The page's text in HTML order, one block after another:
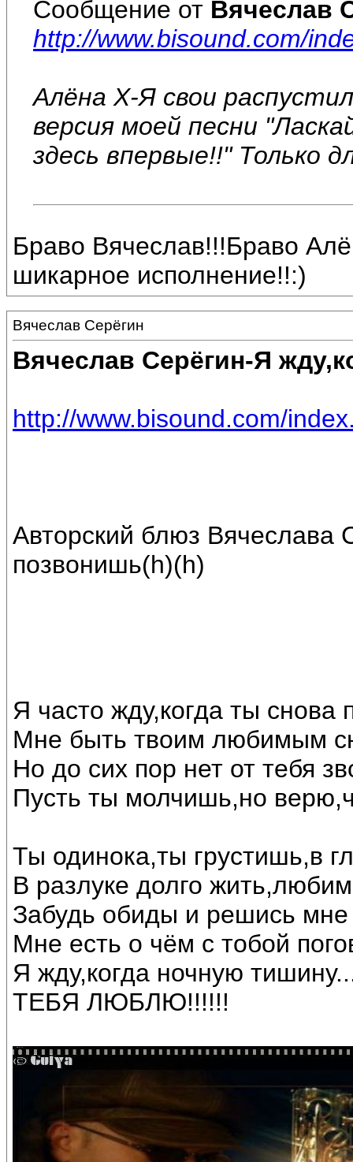
Сообщение от Вячеслав
http://www.bisound.com/
Алёна Х-Я свои
версия моей песни
здесь впервые!!" Только
Браво Вячеслав!!!Браво
шикарное исполнение!!:)
Вячеслав Серёгин
Вячеслав Серёгин-Я
http://www.bisound.com/
Авторский блюз Вячеслава
позвонишь(h)(h)
Я часто жду,когда ты снова
Мне быть твоим любимым
Но до сих пор нет от тебя
Пусть ты молчишь,но
Ты одинока,ты грустишь,в
В разлуке долго
Забудь обиды и решись мне
Мне есть о чём с тобой
Я жду,когда ночную
ТЕБЯ ЛЮБЛЮ!!!!!!